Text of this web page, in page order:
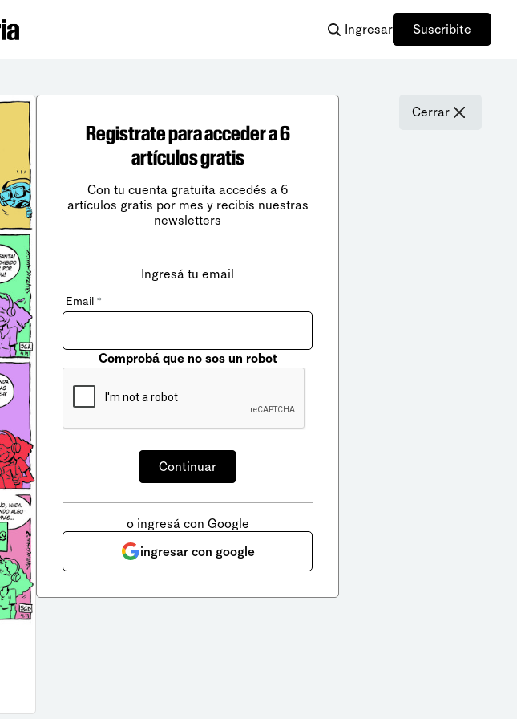
Ingresar Suscribite
Cerrar
Registrate para acceder a 6
artículos gratis
Con tu cuenta gratuita accedés a 6
artículos gratis por mes y recibís nuestras
newsletters
Ingresá tu email
Email *
Comprobá que no sos un robot
o ingresá con Google
ingresar con google